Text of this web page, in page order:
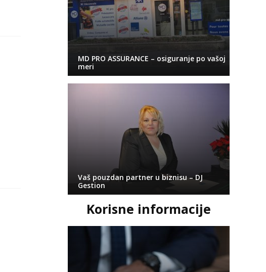
MD PRO ASSURANCE – osiguranje po vašoj
meri
Vaš pouzdan partner u biznisu – DJ
Gestion
Korisne informacije